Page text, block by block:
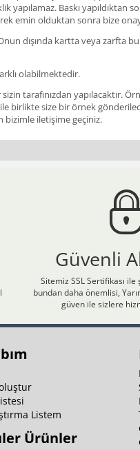
yapılamaz. Baskı
emin olduktan sonra bize
dışında kartta veya zarfta
olabilmektedir.
tarafınızdan yapılacaktır.
birlikte size bir örnek
bizimle iletişime geçiniz.
Güvenli
Sitemiz SSL Sertifikası
bundan daha önemlisi,
güven ile sizlere
Listem
Ürünler